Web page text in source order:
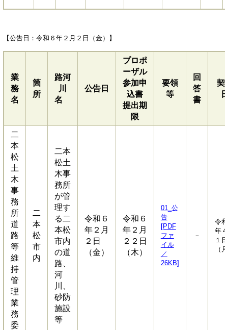
【公告日：令和６年２月２日（金）】
業
務
名
箇
所
路河
川
名
公告日
プロポ
ーザル
参加申
込書
提出期
限
要領
等
回
答
書
契
二
本
松
土
木
事
務
所
道
路
等
維
持
管
理
業
務
委
二
本
松
市
内
二本
松土
木事
務所
が管
理す
る二
本松
市内
の道
路、
河
川、
砂防
施設
等
令和６
年２月
２日
（金）
令和６
年２月
２２日
（木）
01_公
告
[PDF
ファ
イル
／
26KB]
－
令
年
１日
（